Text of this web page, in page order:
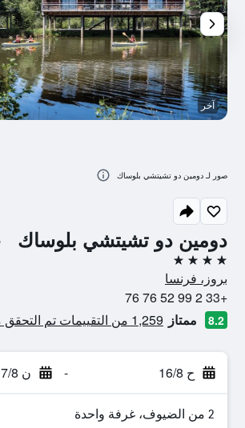
دومين دو تشيتشي بلوساك
4 نجوم
بروز، فرنسا
+33 2 99 52 76 76
8.2 ممتاز 1,259 من التقييمات تم التحقق منها
ح 16/8 - ن 17/8
2 من الضيوف، غرفة واحدة
آخر
صور لـ دومين دو تشيتشي بلوساك